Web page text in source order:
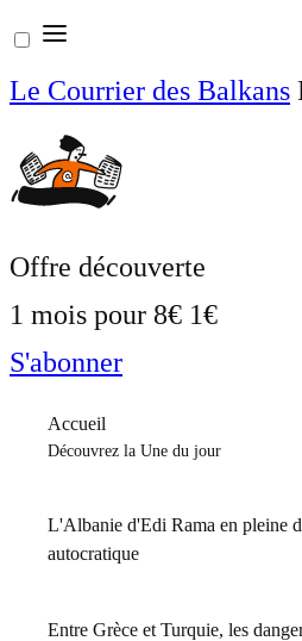
Aller
au
contenu
Le Courrier des Balkans
Offre découverte
1 mois pour 8€ 1€
S'abonner
Accueil
Découvrez la Une du jour
L'Albanie d'Edi Rama en pleine
autocratique
Entre Grèce et Turquie, les